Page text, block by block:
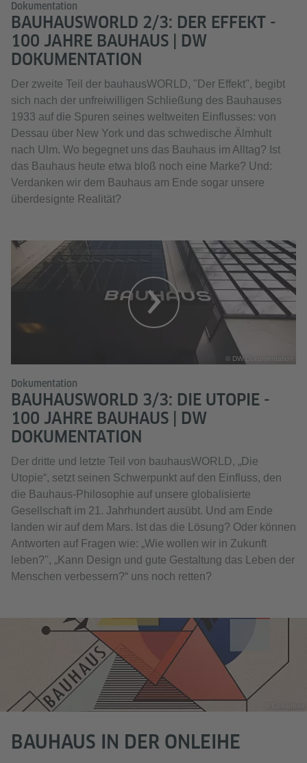
Dokumentation
BAUHAUSWORLD 2/3: DER EFFEKT -
100 JAHRE BAUHAUS | DW
DOKUMENTATION
Der zweite Teil der bauhausWORLD, "Der Effekt", begibt
sich nach der unfreiwilligen Schließung des Bauhauses
1933 auf die Spuren seines weltweiten Einflusses: von
Dessau über New York und das schwedische Älmhult
nach Ulm. Wo begegnet uns das Bauhaus im Alltag? Ist
das Bauhaus heute etwa bloß noch eine Marke? Und:
Verdanken wir dem Bauhaus am Ende sogar unsere
überdesignte Realität?
© DW Dokumentation
Dokumentation
BAUHAUSWORLD 3/3: DIE UTOPIE -
100 JAHRE BAUHAUS | DW
DOKUMENTATION
Der dritte und letzte Teil von bauhausWORLD, „Die
Utopie“, setzt seinen Schwerpunkt auf den Einfluss, den
die Bauhaus-Philosophie auf unsere globalisierte
Gesellschaft im 21. Jahrhundert ausübt. Und am Ende
landen wir auf dem Mars. Ist das die Lösung? Oder können
Antworten auf Fragen wie: „Wie wollen wir in Zukunft
leben?'', „Kann Design und gute Gestaltung das Leben der
Menschen verbessern?“ uns noch retten?
BAUHAUS IN DER ONLEIHE